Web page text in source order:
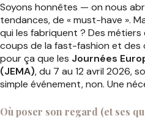
Soyons honnêtes — on nous
tendances, de « must-have ».
qui les fabriquent ? Des
coups de la fast-fashion et des
pour ça que les Journées
(JEMA), du 7 au 12 avril 2026,
simple événement, non. Une
Où poser son regard (et ses